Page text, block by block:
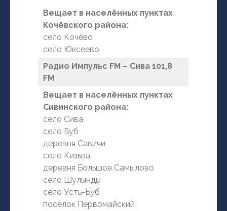
Вещает в населённых пунктах
Кочёвского района:
село Кочёво
село Юксеево
Радио Импульс FM – Сива 101,8
FM
Вещает в населённых пунктах
Сивинского района:
село Сива
село Буб
деревня Савичи
село Кизьва
деревня Большое Самылово
село Шулынды
село Усть-Буб
посёлок Первомайский